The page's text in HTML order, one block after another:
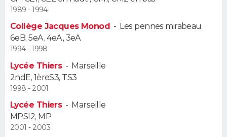
VOYAGE
Destinations
City break
Voyage nature
Voyage de noces
Forum
PHOTO
GUIDES D'ACHAT
CARTE DE VOEUX
1989 - 1994
Collège Jacques Monod - Les pennes mirabeau
6eB, 5eA, 4eA, 3eA
1994 - 1998
Lycée Thiers- Marseille
2ndE, 1èreS3, TS3
1998 - 2001
Lycée Thiers- Marseille
MPSI2, MP
2001 - 2003